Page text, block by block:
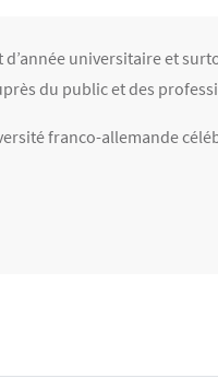
universitaire et
du public et des
franco-allemande